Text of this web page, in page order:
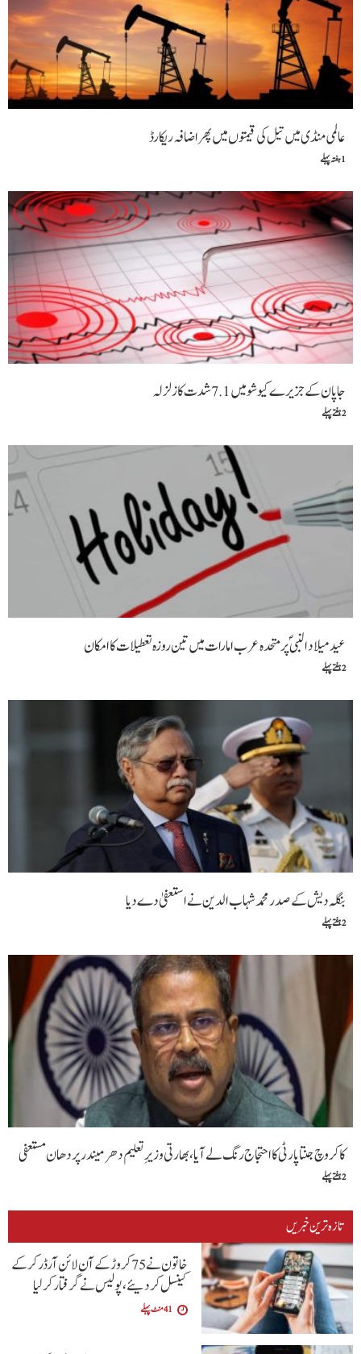
عالمی منڈی میں تیل کی قیمتوں میں پھر اضافہ ریکارڈ
1 ہفتہ پہلے
جاپان کے جزیرے کیوشو میں 7.1 شدت کا زلزلہ
2 ہفتے پہلے
عید میلاد النبیؐ پر متحدہ عرب امارات میں تین روزہ تعطیلات کا امکان
2 ہفتے پہلے
بنگلہ دیش کے صدر محمد شہاب الدین نے استعفیٰ دے دیا
2 ہفتے پہلے
کاکروچ جنتا پارٹی کا احتجاج رنگ لے آیا، بھارتی وزیرِ تعلیم دھرمیندر پردھان مستعفی
2 ہفتے پہلے
تازہ ترین خبریں
خاتون نے 75 کروڑ کے آن لائن آرڈر کرکے
کینسل کردیئے،پولیس نے گرفتار کرلیا
41 منٹ پہلے